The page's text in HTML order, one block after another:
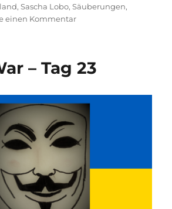
,Sascha Lobo,Säuberungen,
einen Kommentarzu
–
2022
–
Tag
205
– Tag 23